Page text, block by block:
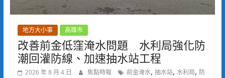
地方大小事 高雄市
改善前金低窪淹水問題 水利局強化防
潮回灌防線、加速抽水站工程
2026 年 8 月 4 日 焦點時報 前金淹水, 抽水站, 水利局, 防